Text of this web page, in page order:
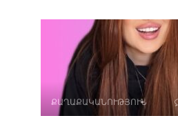
ՔԱՂԱՔԱԿԱՆՈՒԹՅՈՒՆ